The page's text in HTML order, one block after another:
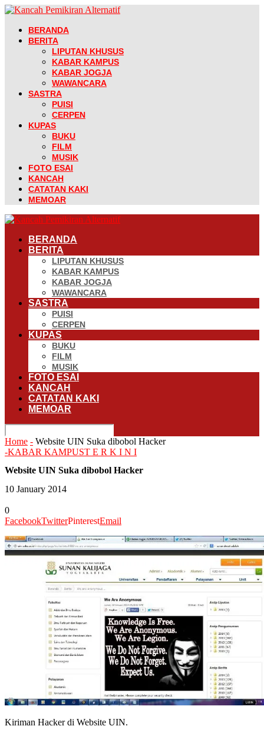
BERANDA
BERITA
LIPUTAN KHUSUS
KABAR KAMPUS
KABAR JOGJA
WAWANCARA
SASTRA
PUISI
CERPEN
KUPAS
BUKU
FILM
MUSIK
FOTO ESAI
KANCAH
CATATAN KAKI
MEMOAR
BERANDA
BERITA
LIPUTAN KHUSUS
KABAR KAMPUS
KABAR JOGJA
WAWANCARA
SASTRA
PUISI
CERPEN
KUPAS
BUKU
FILM
MUSIK
FOTO ESAI
KANCAH
CATATAN KAKI
MEMOAR
Home - Website UIN Suka dibobol Hacker
-KABAR KAMPUST E R K I N I
Website UIN Suka dibobol Hacker
10 January 2014
0
FacebookTwitterPinterestEmail
Kiriman Hacker di Website UIN.